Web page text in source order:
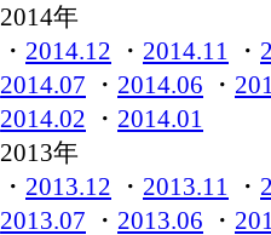
2014年
・ 2014.12 ・ 2014.11 ・
2014.07 ・ 2014.06 ・
2014.02 ・ 2014.01
2013年
・ 2013.12 ・ 2013.11 ・
2013.07 ・ 2013.06 ・